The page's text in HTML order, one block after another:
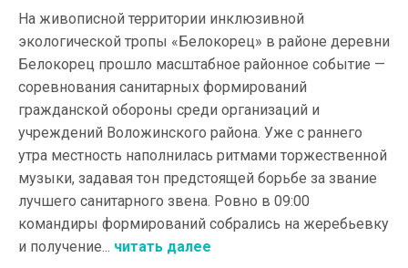
На живописной территории инклюзивной
экологической тропы «Белокорец» в районе деревни
Белокорец прошло масштабное районное событие —
соревнования санитарных формирований
гражданской обороны среди организаций и
учреждений Воложинского района. Уже с раннего
утра местность наполнилась ритмами торжественной
музыки, задавая тон предстоящей борьбе за звание
лучшего санитарного звена. Ровно в 09:00
командиры формирований собрались на жеребьевку
и получение... читать далее